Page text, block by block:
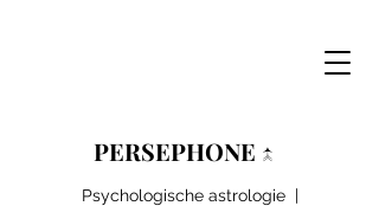
PERSEPHONE ↑
Psychologische astrologie |